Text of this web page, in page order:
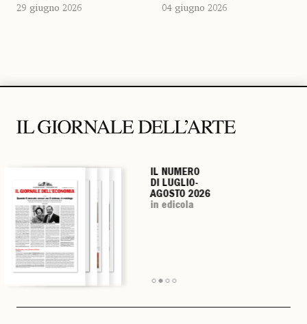
29 giugno 2026
04 giugno 2026
IL NUMERO
DI LUGLIO-
AGOSTO 2026
in edicola
IL NUMERO
DI LUGLIO-
AGOSTO 2026
in edicola
IL NUMERO
DI LUGLIO-
AGOSTO 2026
in edicola
IL NUMERO
DI LUGLIO-
AGOSTO 2026
in edicola